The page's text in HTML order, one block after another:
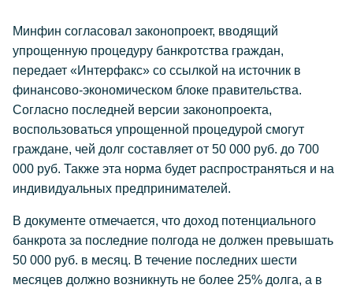
Минфин согласовал законопроект, вводящий
упрощенную процедуру банкротства граждан,
передает «Интерфакс» со ссылкой на источник в
финансово-экономическом блоке правительства.
Согласно последней версии законопроекта,
воспользоваться упрощенной процедурой смогут
граждане, чей долг составляет от 50 000 руб. до 700
000 руб. Также эта норма будет распространяться и на
индивидуальных предпринимателей.
В документе отмечается, что доход потенциального
банкрота за последние полгода не должен превышать
50 000 руб. в месяц. В течение последних шести
месяцев должно возникнуть не более 25% долга, а в